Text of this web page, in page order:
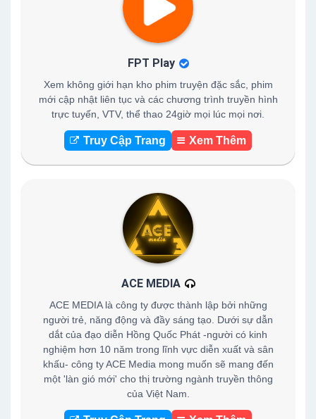
FPT Play
Xem không giới hạn kho phim truyện đặc sắc, phim
mới cập nhật liên tục và các chương trình truyền hình
trực tuyến, VTV, thể thao 24giờ mọi lúc mọi nơi.
Truy Cập Trang Xem Thêm
ACE MEDIA
ACE MEDIA là công ty được thành lập bởi những
người trẻ, năng động và đầy sáng tạo. Dưới sự dẫn
dắt của đạo diễn Hồng Quốc Phát -người có kinh
nghiệm hơn 10 năm trong lĩnh vực diễn xuất và sân
khấu- công ty ACE Media mong muốn sẽ mang đến
một 'làn gió mới' cho thị trường ngành truyền thông
của Việt Nam.